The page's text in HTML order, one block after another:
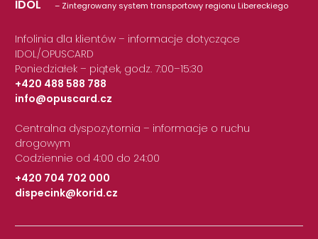
IDOL – Zintegrowany system transportowy regionu Libereckiego
Infolinia dla klientów – informacje dotyczące
IDOL/OPUSCARD
Poniedziałek – piątek, godz. 7:00–15:30
+420 488 588 788
|
info@opuscard.cz
Centralna dyspozytornia – informacje o ruchu
drogowym
Codziennie od 4:00 do 24:00
+420 704 702 000
|
dispecink@korid.cz